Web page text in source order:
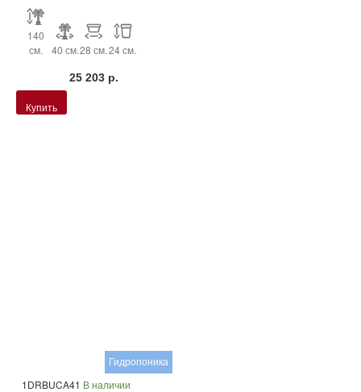
140
см.
40 см.28 см.24 см.
25 203 р.
Купить
Гидропоника
1DRBUCA41 В наличии